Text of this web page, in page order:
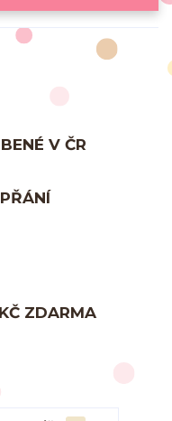
V ČR
ZDARMA